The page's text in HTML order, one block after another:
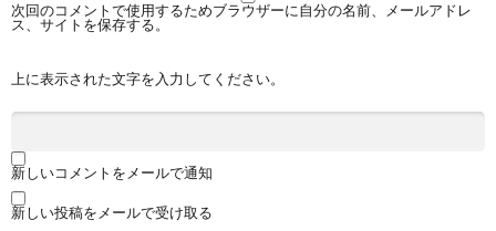
次回のコメントで使用するためブラウザーに自分の名前、メールアドレ
ス、サイトを保存する。
上に表示された文字を入力してください。
新しいコメントをメールで通知
新しい投稿をメールで受け取る